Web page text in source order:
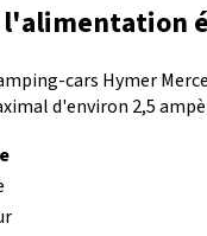
l'alimentation
cars Hymer
d'environ 2,5